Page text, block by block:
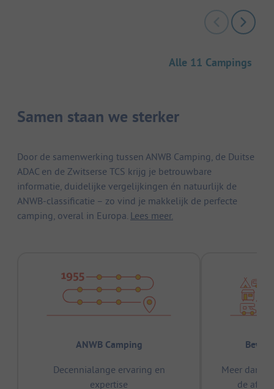
Alle 11 Campings
Samen staan we sterker
Door de samenwerking tussen ANWB Camping, de Duitse
ADAC en de Zwitserse TCS krijg je betrouwbare
informatie, duidelijke vergelijkingen én natuurlijk de
ANWB-classificatie – zo vind je makkelijk de perfecte
camping, overal in Europa. Lees meer.
ANWB Camping
Decennialange ervaring en
expertise
Meer dan
de